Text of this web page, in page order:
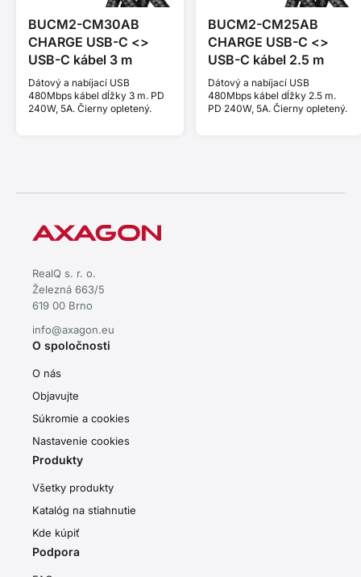
BUCM2-CM30AB
CHARGE USB-C <>
USB-C kábel 3 m
Dátový a nabíjací USB
480Mbps kábel dĺžky 3 m. PD
240W, 5A. Čierny opletený.
BUCM2-CM25AB
CHARGE USB-C <>
USB-C kábel 2.5 m
Dátový a nabíjací USB
480Mbps kábel dĺžky 2.5 m.
PD 240W, 5A. Čierny opletený.
RealQ s. r. o.
Železná 663/5
619 00 Brno
info@axagon.eu
O spoločnosti
O nás
Objavujte
Súkromie a cookies
Nastavenie cookies
Produkty
Všetky produkty
Katalóg na stiahnutie
Kde kúpiť
Podpora